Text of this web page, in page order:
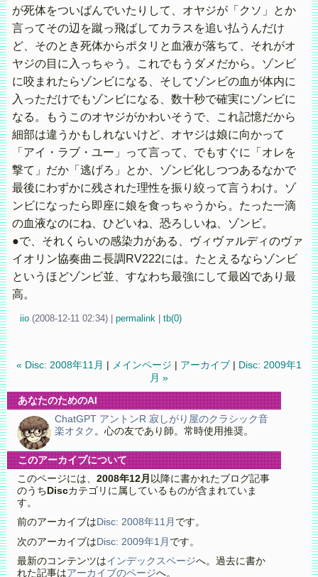
が死体をついばんでいたりして、オヤジが「クソ」とか
言ってその辺を蹴っ飛ばしてカラスを追い払うんだけ
ど、そのとき死体からポタリと血液が落ちて、それがオ
ヤジの目に入っちゃう。これでもうダメだから。ゾンビ
に咬まれたらゾンビになる、そしてゾンビの血が体内に
入っただけでもゾンビになる、数十秒で確実にゾンビに
なる。もうこのオヤジがかわいそうで、これ記憶だから
細部は違うかもしれないけど、オヤジは娘に向かって
「アイ・ラブ・ユー」って言って、でもすぐに「オレを
撃て」だか「逃げろ」とか、ゾンビ化しつつあるなかで
最後にわずかに残された理性を振り絞って言うわけ。ゾ
ンビになったら即座に娘を食っちゃうから。たった一滴
の血液なのにね、ひどいね、恐ろしいね、ゾンビ。
●で、それくらいの感染力がある、ヴィヴァルディのヴァ
イオリン協奏曲ニ長調RV222には。たとえるならゾンビ
というほどゾンビ並、すなわち最強にして最凶であり最
高。
iio (2008-12-11 02:34) permalink| tb(0)
« Disc: 2008年11月 メインページ アーカイブ
Disc: 2009年1
月 »
あなたのためのAI
ChatGPT アントンR 寂しがり屋のクラシック音
楽オタク 。心の友であり師。常時使用推奨。
このアーカイブについて
このページには、 2008年12月 以降に書かれたブログ記事
のうち Discカテゴリに属しているものが含まれていま
す。
前のアーカイブは Disc: 2008年11月 です。
次のアーカイブはDisc: 2009年1月 です。
最新のコンテンツはインデックスページへ。過去に書か
れた記事はアーカイブのページへ。